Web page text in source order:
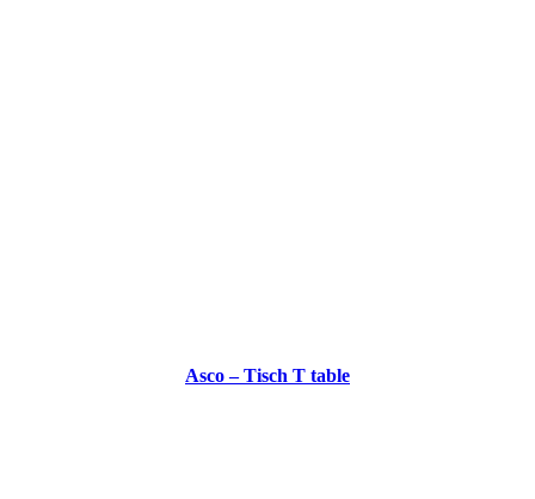
Asco – Tisch T table